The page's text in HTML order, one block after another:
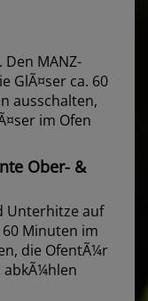
MANZ-
GlÃ¤ser ca. 60
ausschalten,
im Ofen
Ober- &
Unterhitze auf
60 Minuten im
die OfentÃ¼r
abkÃ¼hlen